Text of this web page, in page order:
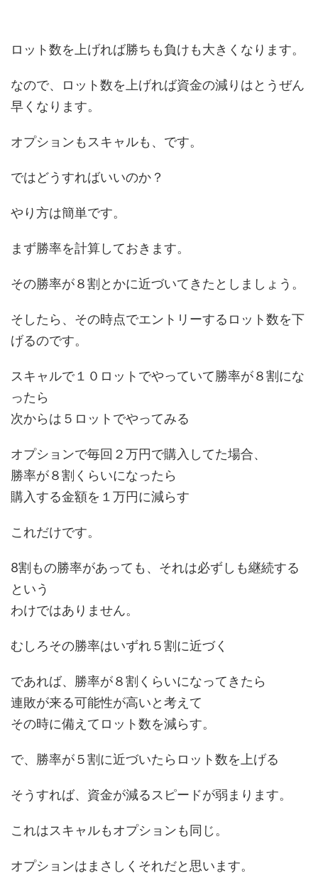
ロット数を上げれば勝ちも負けも大きくなります。
なので、ロット数を上げれば資金の減りはとうぜん
早くなります。
オプションもスキャルも、です。
ではどうすればいいのか？
やり方は簡単です。
まず勝率を計算しておきます。
その勝率が８割とかに近づいてきたとしましょう。
そしたら、その時点でエントリーするロット数を下
げるのです。
スキャルで１０ロットでやっていて勝率が８割にな
ったら
次からは５ロットでやってみる
オプションで毎回２万円で購入してた場合、
勝率が８割くらいになったら
購入する金額を１万円に減らす
これだけです。
8割もの勝率があっても、それは必ずしも継続する
という
わけではありません。
むしろその勝率はいずれ５割に近づく
であれば、勝率が８割くらいになってきたら
連敗が来る可能性が高いと考えて
その時に備えてロット数を減らす。
で、勝率が５割に近づいたらロット数を上げる
そうすれば、資金が減るスピードが弱まります。
これはスキャルもオプションも同じ。
オプションはまさしくそれだと思います。